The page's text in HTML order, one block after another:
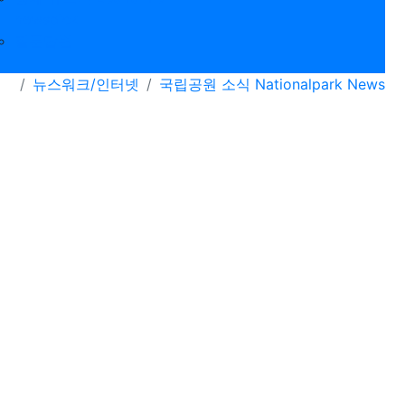
뉴스워크/인터넷 국립공원 소식 Nationalpark News